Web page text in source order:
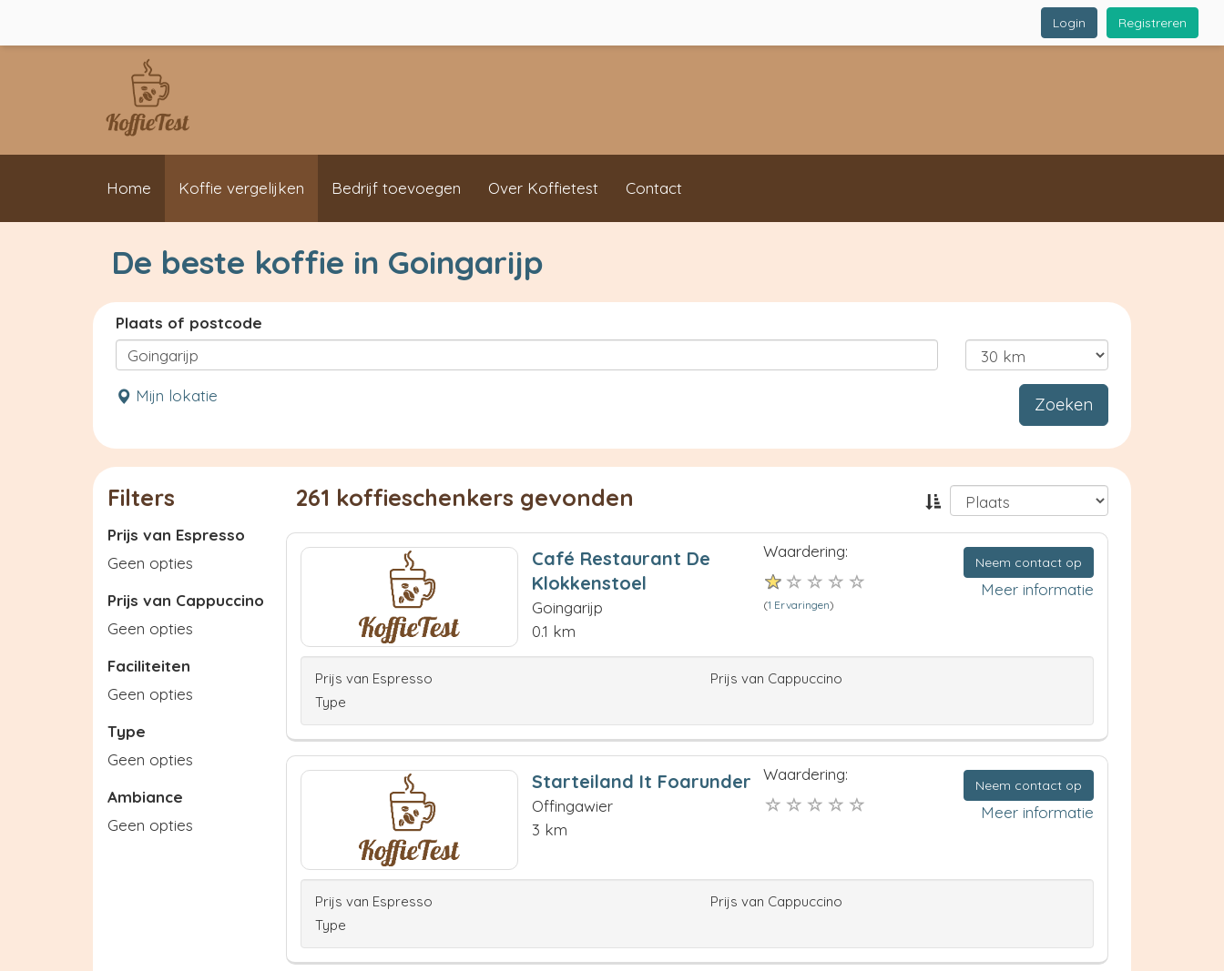
Registreren
Login
Home Koffie vergelijken Bedrijf toevoegen Over Koffietest Contact
De beste koffie in Goingarijp
Plaats of postcode
Mijn lokatie Zoeken
Filters
Prijs van Espresso
Geen opties
Prijs van Cappuccino
Geen opties
Faciliteiten
Geen opties
Type
Geen opties
Ambiance
Geen opties
261 koffieschenkers gevonden
Café Restaurant De
Klokkenstoel
Goingarijp
0.1 km
Waardering:
(1 Ervaringen)
Neem contact op
Meer informatie
Prijs van Espresso
Prijs van Cappuccino
Type
Starteiland It Foarunder
Offingawier
3 km
Waardering:
Neem contact op
Meer informatie
Prijs van Espresso
Prijs van Cappuccino
Type